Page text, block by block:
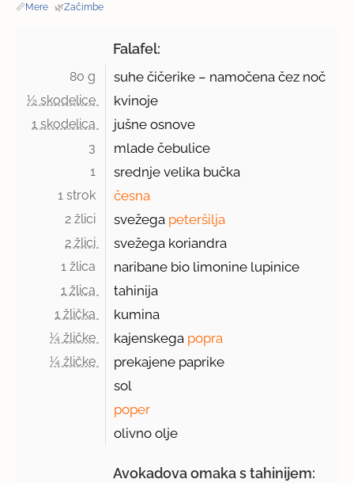
📏Mere · 🌿Začimbe
Falafel:
80 g suhe čičerike – namočena čez noč
½ skodelice kvinoje
1 skodelica jušne osnove
3 mlade čebulice
1 srednje velika bučka
1 strok česna
2 žlici svežega peteršilja
2 žlici svežega koriandra
1 žlica naribane bio limonine lupinice
1 žlica tahinija
1 žlička kumina
¼ žličke kajenskega popra
¼ žličke
prekajene paprike
sol
poper
olivno olje
Avokadova omaka s tahinijem: